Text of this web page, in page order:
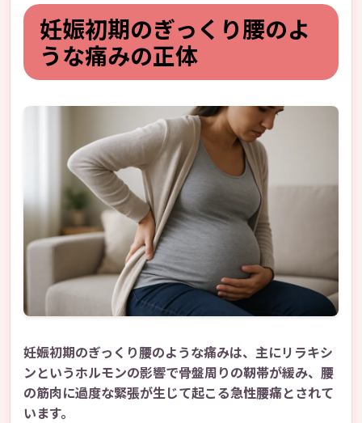
妊娠初期のぎっくり腰のよ
うな痛みの正体
妊娠初期のぎっくり腰のような痛みは、主にリラキシ
ンというホルモンの影響で骨盤周りの靭帯が緩み、腰
の筋肉に過度な緊張が生じて起こる急性腰痛とされて
います。